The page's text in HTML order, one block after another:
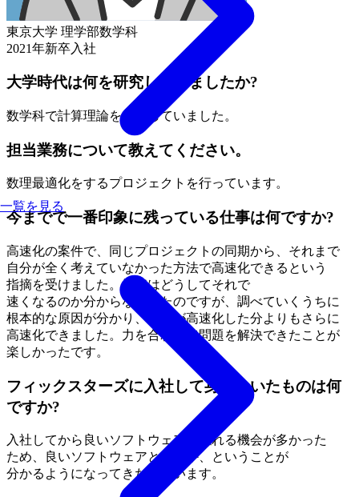
一覧を見る
東京大学 理学部数学科
2021年新卒入社
大学時代は何を研究していましたか?
数学科で計算理論を勉強していました。
担当業務について教えてください。
数理最適化をするプロジェクトを行っています。
今までで一番印象に残っている仕事は何ですか?
高速化の案件で、 同じプロジェクトの同期から、 それまで
自分が全く 考えていなかった方法で高速化できると いう
指摘を受けました。最初はどうしてそれで
速くなるのか分からなかったのですが、 調べていく うちに
根本的な原因が分かり、 同期が高速化した分よりも さらに
高速化できました。 力を合わせて問題を解決できたことが
楽しかったです。
フィックスターズに入社して身についたものは何
ですか?
入社してから 良いソフトウェアに 触れる機会が多かった
ため、
良いソフトウェアとは 何か、と いう ことが
分かるようになってきたと
思います。